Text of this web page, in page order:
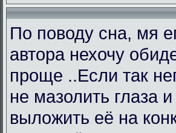
По поводу сна, мя
автора нехочу
проще ..Если так
не мазолить глаза
выложить её на